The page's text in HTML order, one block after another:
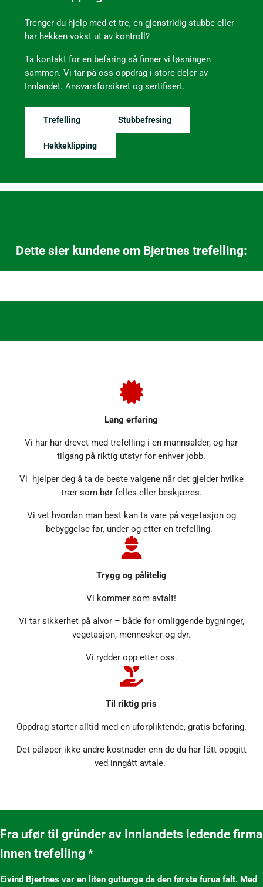
Trenger du hjelp med et tre, en gjenstridig stubbe eller
har hekken vokst ut av kontroll?
Ta kontaktfor en befaring så finner vi løsningen
sammen. Vi tar på oss oppdrag i store deler av
Innlandet. Ansvarsforsikret og sertifisert.
Trefelling Stubbefresing
Hekkeklipping
Dette sier kundene om Bjertnes trefelling:
Lang erfaring
Vi har har drevet med trefelling i en mannsalder, og har
tilgang på riktig utstyr for enhver jobb.
Vi hjelper deg å ta de beste valgene når det gjelder hvilke
trær som bør felles eller beskjæres.
Vi vet hvordan man best kan ta vare på vegetasjon og
bebyggelse før, under og etter en trefelling.
Trygg og pålitelig
Vi kommer som avtalt!
Vi tar sikkerhet på alvor – både for omliggende bygninger,
vegetasjon, mennesker og dyr.
Vi rydder opp etter oss.
Til riktig pris
Oppdrag starter alltid med en uforpliktende, gratis befaring.
Det påløper ikke andre kostnader enn de du har fått oppgitt
ved inngått avtale.
Fra ufør til gründer av Innlandets ledende firma
innen trefelling *
Eivind Bjertnes var en liten guttunge da den første furua falt. Med